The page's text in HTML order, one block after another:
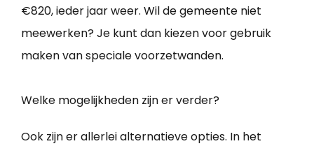
€820, ieder jaar weer. Wil de gemeente niet
meewerken? Je kunt dan kiezen voor gebruik
maken van speciale voorzetwanden.
Welke mogelijkheden zijn er verder?
Ook zijn er allerlei alternatieve opties. In het